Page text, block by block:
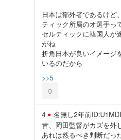
日本は部外者であるけど
ティック所属のオ選手っ
セルティックに韓国人が
がね
折角日本が良いイメージ
いるのだから
>>5
0
4 名無し2年前
昔、岡田監督がカズを外
あれは然るべき判断だっ